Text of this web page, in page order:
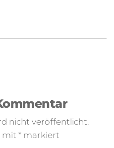
nicht veröffentlicht.
mit * markiert